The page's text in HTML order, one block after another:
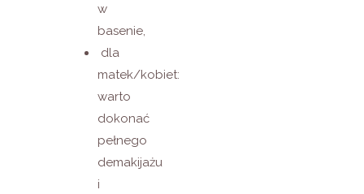
w
basenie,
dla
matek/kobiet:
warto
dokonać
pełnego
demakijażu
i